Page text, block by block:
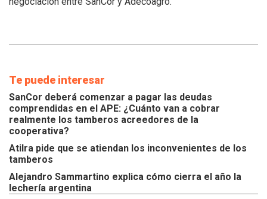
Te puede interesar
SanCor deberá comenzar a pagar las deudas
comprendidas en el APE: ¿Cuánto van a cobrar
realmente los tamberos acreedores de la
cooperativa?
Atilra pide que se atiendan los inconvenientes de los
tamberos
Alejandro Sammartino explica cómo cierra el año la
lechería argentina